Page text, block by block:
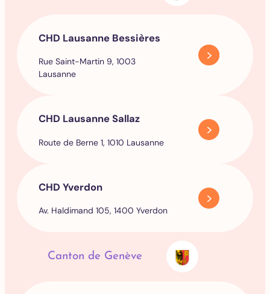
CHD Lausanne Bessières
Rue Saint-Martin 9, 1003
Lausanne
CHD Lausanne Sallaz
Route de Berne 1, 1010 Lausanne
CHD Yverdon
Av. Haldimand 105, 1400 Yverdon
Canton de Genève